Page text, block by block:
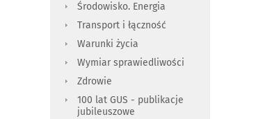
Środowisko. Energia
Transport i łączność
Warunki życia
Wymiar sprawiedliwości
Zdrowie
100 lat GUS - publikacje
jubileuszowe